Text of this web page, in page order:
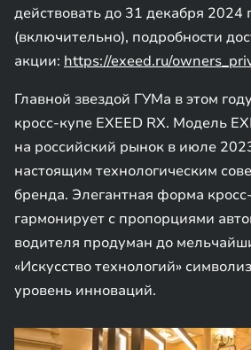
действовать до 31 декабря 2024
(включительно), подробности
акции: https://exeed.ru/
Главной звездой ГУМа в этом
кросс-купе EXEED RX. Модель
на российский рынок в июле
настоящим технологическим
бренда. Элегантная форма
гармонирует с пропорциями
водителя продуман до
«Искусство технологий»
уровень инноваций.